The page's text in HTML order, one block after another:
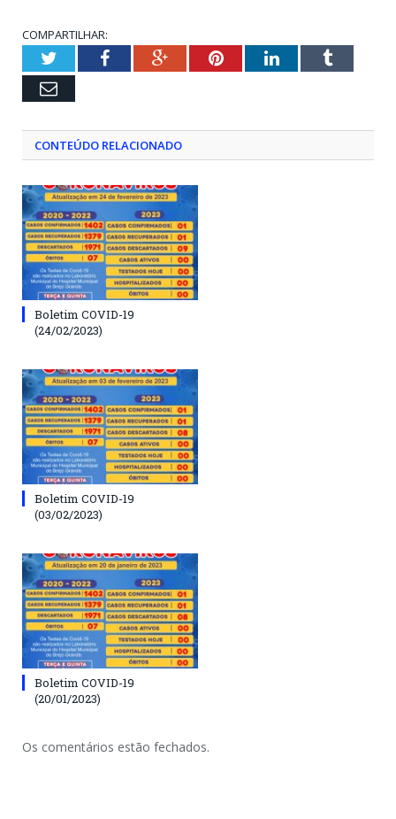
COMPARTILHAR:
TwitterFacebookGoogle+PinterestLinkedInTumblr
Email
CONTEÚDO RELACIONADO
Boletim COVID-19
(24/02/2023)
Boletim COVID-19
(03/02/2023)
Boletim COVID-19
(20/01/2023)
Os comentários estão fechados.